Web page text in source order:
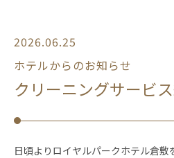
2026.06.25
ホテルからのお知らせ
クリーニングサービ
日頃よりロイヤルパークホテル倉敷